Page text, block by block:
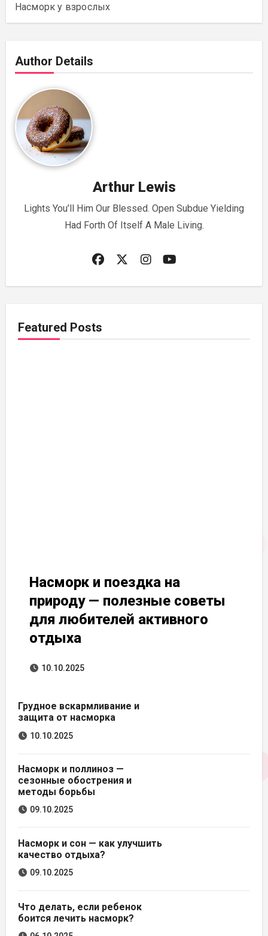
Насморк у взрослых
Author Details
Arthur Lewis
Lights You’ll Him Our Blessed. Open Subdue Yielding
Had Forth Of Itself A Male Living.
Featured Posts
Насморк и поездка на
природу — полезные советы
для любителей активного
отдыха
10.10.2025
Грудное вскармливание и
защита от насморка
10.10.2025
Насморк и поллиноз —
сезонные обострения и
методы борьбы
09.10.2025
Насморк и сон — как улучшить
качество отдыха?
09.10.2025
Что делать, если ребенок
боится лечить насморк?